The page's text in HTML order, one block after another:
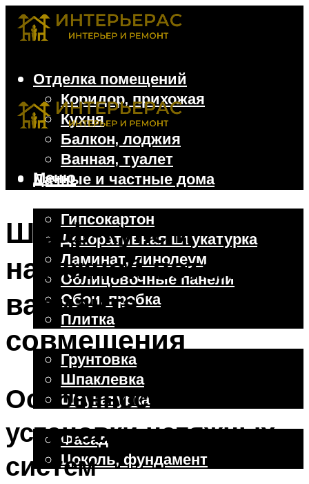
Отделка помещений
Коридор, прихожая
Кухня
Балкон, лоджия
Ванная, туалет
Дачные и частные дома
Гипсокартон
Декоративная штукатурка
Ламинат, линолеум
Облицовочные панели
Обои, пробка
Плитка
Отделочные работы
Грунтовка
Шпаклевка
Штукатурка
Фасад
Цоколь, фундамент
Меню
Шкаф-купе и
натяжной потолок: 3
варианта
совмещения
Особенность
установки натяжных
систем